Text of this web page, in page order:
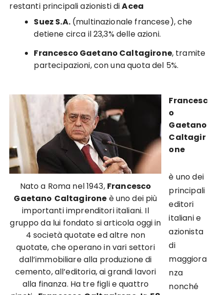
restanti principali azionisti diAcea
Suez S.A.(multinazionale francese), che
detiene circa il 23,3% delle azioni.
Francesco Gaetano Caltagirone, tramite
partecipazioni, con una quota del 5%.
Nato a Roma nel 1943, Francesco
Gaetano Caltagirone è uno dei più
importanti imprenditori italiani. Il
gruppo da lui fondato si articola oggi in
4 società quotate ed altre non
quotate, che operano in vari settori
dall’immobiliare alla produzione di
cemento, all’editoria, ai grandi lavori
alla finanza. Ha tre figli e quattro
Francesc
o
Gaetano
Caltagir
one
è uno dei
principali
editori
italiani e
azionista
di
maggiora
nza
nonché